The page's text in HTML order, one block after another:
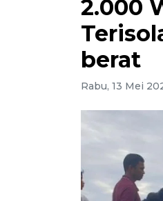
2.000
berat
Rabu, 13 Mei